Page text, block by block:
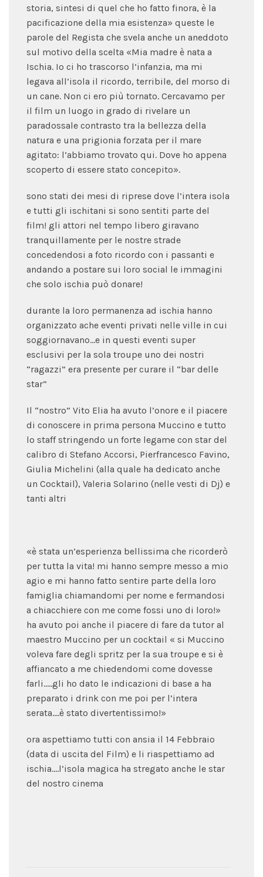
storia, sintesi di quel che ho fatto finora, è la
pacificazione della mia esistenza» queste le
parole del Regista che svela anche un aneddoto
sul motivo della scelta «Mia madre è nata a
Ischia. Io ci ho trascorso l’infanzia, ma mi
legava all’isola il ricordo, terribile, del morso di
un cane. Non ci ero più tornato. Cercavamo per
il film un luogo in grado di rivelare un
paradossale contrasto tra la bellezza della
natura e una prigionia forzata per il mare
agitato: l’abbiamo trovato qui. Dove ho appena
scoperto di essere stato concepito».
sono stati dei mesi di riprese dove l’intera isola
e tutti gli ischitani si sono sentiti parte del
film! gli attori nel tempo libero giravano
tranquillamente per le nostre strade
concedendosi a foto ricordo con i passanti e
andando a postare sui loro social le immagini
che solo ischia può donare!
durante la loro permanenza ad ischia hanno
organizzato ache eventi privati nelle ville in cui
soggiornavano…e in questi eventi super
esclusivi per la sola troupe uno dei nostri
“ragazzi” era presente per curare il “bar delle
star”
Il “nostro” Vito Elia ha avuto l’onore e il piacere
di conoscere in prima persona Muccino e tutto
lo staff stringendo un forte legame con star del
calibro di Stefano Accorsi, Pierfrancesco Favino,
Giulia Michelini (alla quale ha dedicato anche
un Cocktail), Valeria Solarino (nelle vesti di Dj) e
tanti altri
«è stata un’esperienza bellissima che ricorderò
per tutta la vita! mi hanno sempre messo a mio
agio e mi hanno fatto sentire parte della loro
famiglia chiamandomi per nome e fermandosi
a chiacchiere con me come fossi uno di loro!»
ha avuto poi anche il piacere di fare da tutor al
maestro Muccino per un cocktail « si Muccino
voleva fare degli spritz per la sua troupe e si è
affiancato a me chiedendomi come dovesse
farli…..gli ho dato le indicazioni di base a ha
preparato i drink con me poi per l’intera
serata….è stato divertentissimo!»
ora aspettiamo tutti con ansia il 14 Febbraio
(data di uscita del Film) e li riaspettiamo ad
ischia….l’isola magica ha stregato anche le star
del nostro cinema